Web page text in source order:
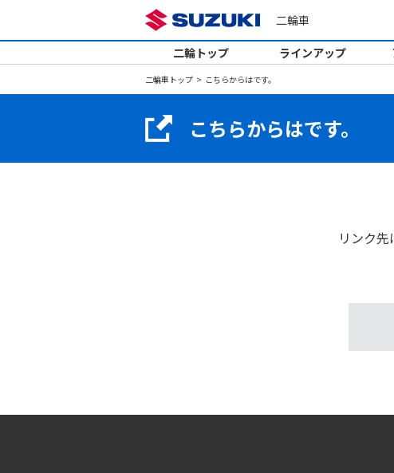
二輪車
二輪トップ ラインアップ
二輪車トップ こちらからはです。
こちらからはです。
リンク